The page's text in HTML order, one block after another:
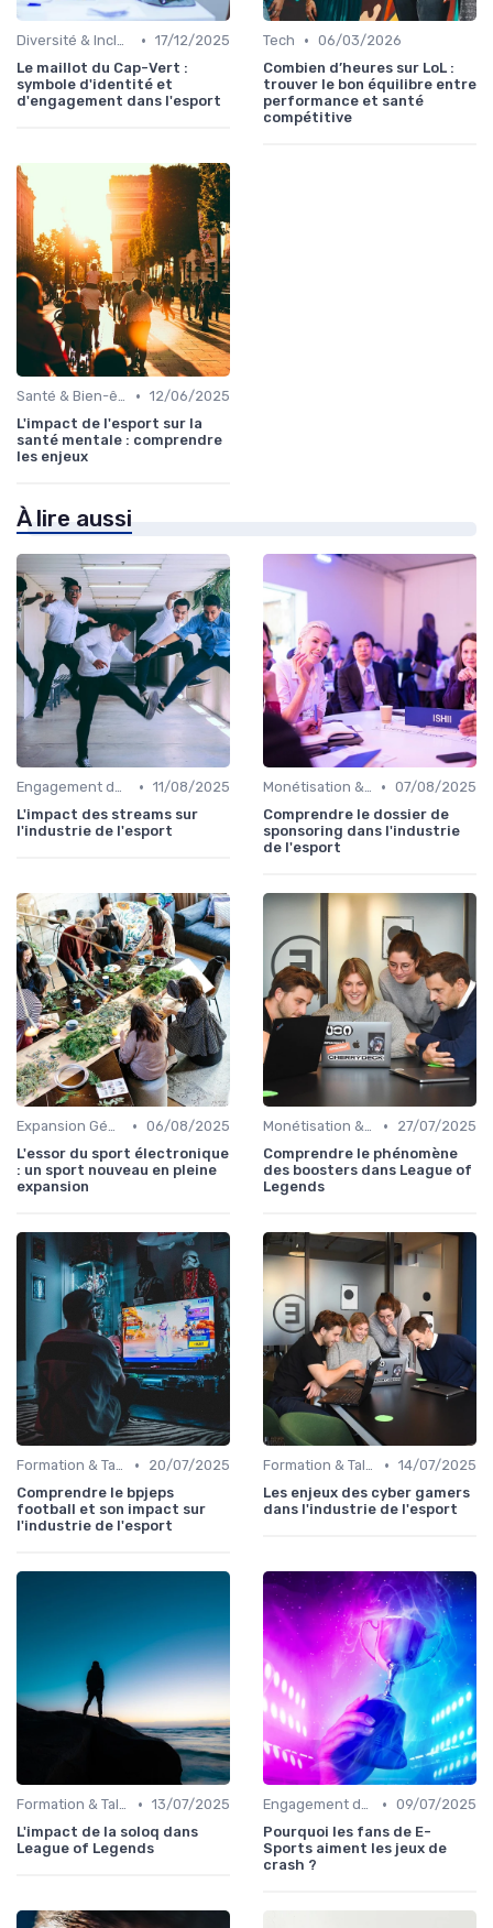
Diversité & Inclusion • 17/12/2025
Le maillot du Cap-Vert :
symbole d'identité et
d'engagement dans l'esport
Tech • 06/03/2026
Combien d’heures sur LoL :
trouver le bon équilibre entre
performance et santé
compétitive
Santé & Bien-être • 12/06/2025
L'impact de l'esport sur la
santé mentale : comprendre
les enjeux
À lire aussi
Engagement des Fans • 11/08/2025
L'impact des streams sur
l'industrie de l'esport
Monétisation & Sponsoring • 07/08/2025
Comprendre le dossier de
sponsoring dans l'industrie
de l'esport
Expansion Géographique • 06/08/2025
L'essor du sport électronique
: un sport nouveau en pleine
expansion
Monétisation & Sponsoring •
27/07/2025
Comprendre le phénomène
des boosters dans League of
Legends
Formation & Talents •
20/07/2025
Comprendre le bpjeps
football et son impact sur
l'industrie de l'esport
Formation & Talents • 14/07/2025
Les enjeux des cyber gamers
dans l'industrie de l'esport
Formation & Talents • 13/07/2025
L'impact de la soloq dans
League of Legends
Engagement des Fans • 09/07/2025
Pourquoi les fans de E-
Sports aiment les jeux de
crash ?